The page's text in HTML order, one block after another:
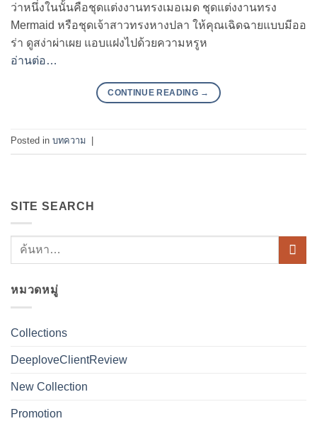
ว่าหนึ่งในนั้นคือชุดแต่งงานทรงเมอเมด ชุดแต่งงานทรง
Mermaid หรือชุดเจ้าสาวทรงหางปลา ให้คุณเฉิดฉายแบบมีออ
ร่า ดูสง่าผ่าเผย แอบแฝงไปด้วยความหรูห
อ่านต่อ…
CONTINUE READING →
Posted in บทความ
SITE SEARCH
หมวดหมู่
Collections
DeeploveClientReview
New Collection
Promotion